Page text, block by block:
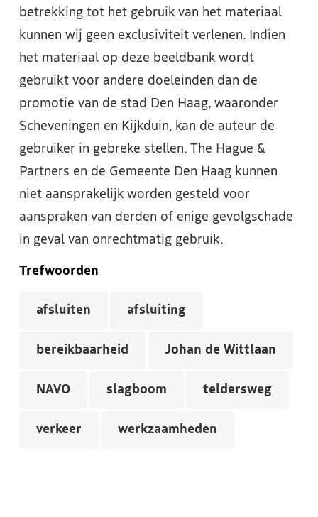
betrekking tot het gebruik van het materiaal
kunnen wij geen exclusiviteit verlenen. Indien
het materiaal op deze beeldbank wordt
gebruikt voor andere doeleinden dan de
promotie van de stad Den Haag, waaronder
Scheveningen en Kijkduin, kan de auteur de
gebruiker in gebreke stellen. The Hague &
Partners en de Gemeente Den Haag kunnen
niet aansprakelijk worden gesteld voor
aanspraken van derden of enige gevolgschade
in geval van onrechtmatig gebruik.
Trefwoorden
afsluiten afsluiting
bereikbaarheid Johan de Wittlaan
NAVO slagboom teldersweg
verkeer werkzaamheden